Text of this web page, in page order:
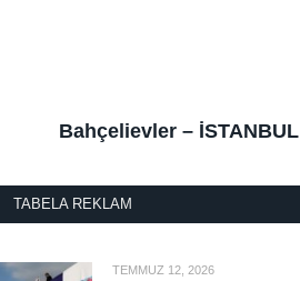
Bahçelievler – İSTANBUL
TABELA REKLAM
TEMMUZ 12, 2026